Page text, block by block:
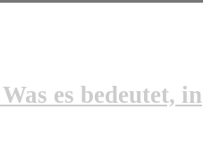
es bedeutet, in